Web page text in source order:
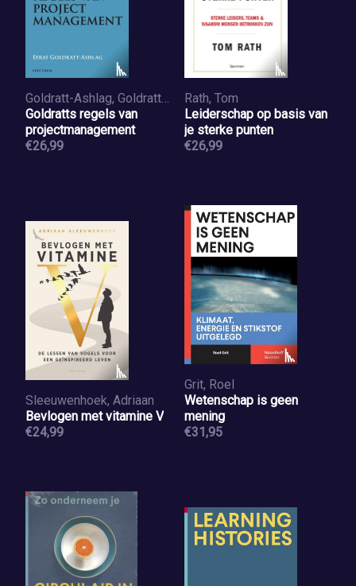
Goldratt-Ashlag, Goldratt-Ashlag
Goldratts regels van
projectmanagement
€26,99
Rath, Tom
Leiderschap op basis van
je sterke punten
€26,99
Sleeuwenhoek, Adriaan
Bevlogen met vitamine V
€24,99
Grit, Roel
Wetenschap is geen
mening
€31,95